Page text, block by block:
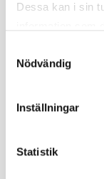
Dessa kan i sin
Nödvändig
Inställningar
Statistik
Extra
2XL